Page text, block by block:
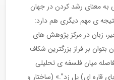
به معنای رشد کردن در جهان
ی مهم دیگری هم دارد:
زبان در مرکز پژوهش های
بتوان بر فراز بزرگترین شکاف
میان فلسفه ی تحلیلی
قاره ای) پل زد”.» (ساختار و